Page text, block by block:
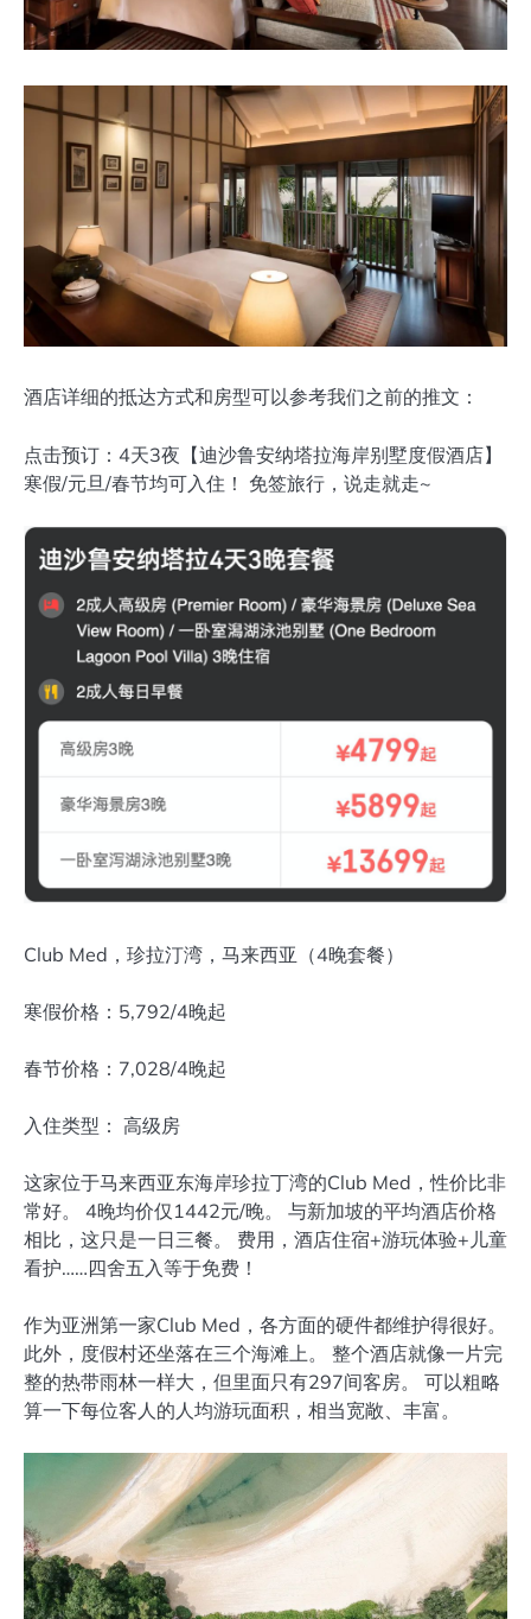
酒店详细的抵达方式和房型可以参考我们之前的推文：
点击预订：4天3夜【迪沙鲁安纳塔拉海岸别墅度假酒店】
寒假/元旦/春节均可入住！ 免签旅行，说走就走~
Club Med，珍拉汀湾，马来西亚（4晚套餐）
寒假价格：5,792/4晚起
春节价格：7,028/4晚起
入住类型： 高级房
这家位于马来西亚东海岸珍拉丁湾的Club Med，性价比非
常好。 4晚均价仅1442元/晚。 与新加坡的平均酒店价格
相比，这只是一日三餐。 费用，酒店住宿+游玩体验+儿童
看护……四舍五入等于免费！ ‍‍‍‍‍‍‍‍‍‍‍
作为亚洲第一家Club Med，各方面的硬件都维护得很好。
此外，度假村还坐落在三个海滩上。 整个酒店就像一片完
整的热带雨林一样大，但里面只有297间客房。 可以粗略
算一下每位客人的人均游玩面积，相当宽敞、丰富。 ‍